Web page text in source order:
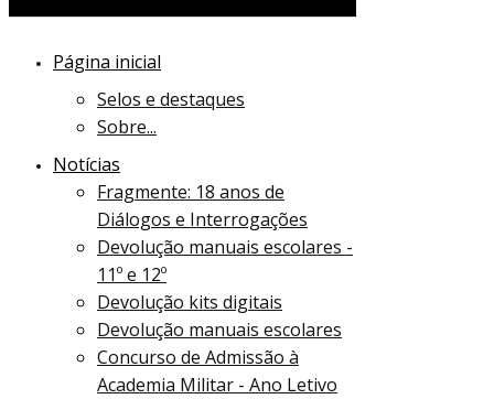
Página inicial
Selos e destaques
Sobre...
Notícias
Fragmente: 18 anos de
Diálogos e Interrogações
Devolução manuais escolares -
11º e 12º
Devolução kits digitais
Devolução manuais escolares
Concurso de Admissão à
Academia Militar - Ano Letivo